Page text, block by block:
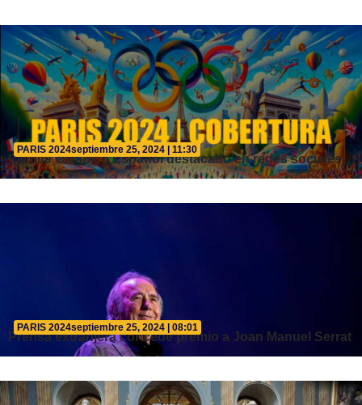
PARIS 2024septiembre 25, 2024 | 11:30
Comité Olímpico Español destacado en redes sociales
PARIS 2024septiembre 25, 2024 | 08:01
Prensa extranjera concede premio a Joan Manuel Serrat